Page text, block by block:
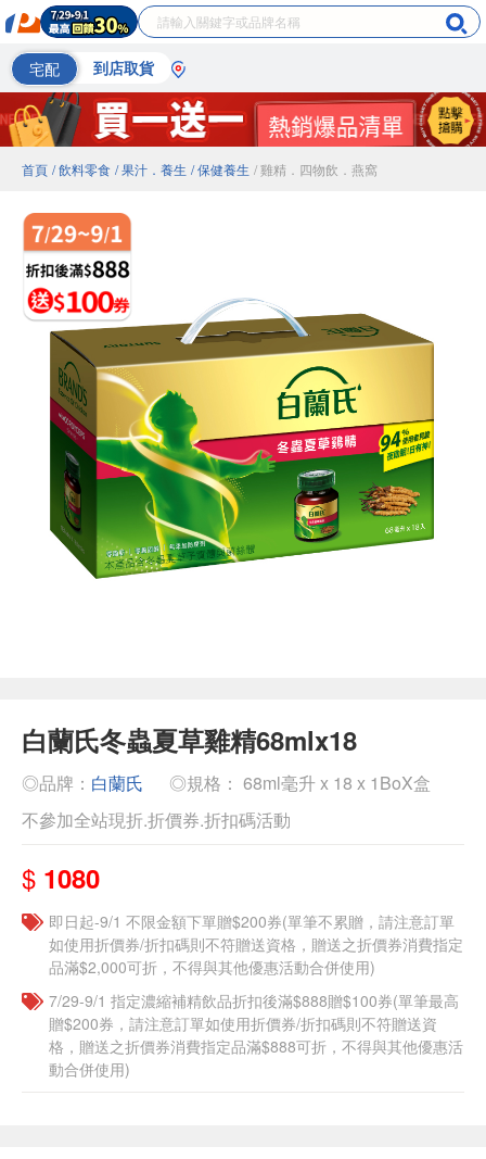
宅配 到店取貨
首頁 / 飲料零食 / 果汁．養生 / 保健養生 / 雞精．四物飲．燕窩
白蘭氏冬蟲夏草雞精68mlx18
◎品牌： 白蘭氏
◎規格： 68ml毫升 x 18 x 1BoX盒
不參加全站現折.折價券.折扣碼活動
$ 1080
即日起-9/1 不限金額下單贈$200券(單筆不累贈，請注意訂單
如使用折價券/折扣碼則不符贈送資格，贈送之折價券消費指定
品滿$2,000可折，不得與其他優惠活動合併使用)
7/29-9/1 指定濃縮補精飲品​折扣後滿$888贈$100券(單筆最高
贈$200券，請注意訂單如使用折價券/折扣碼則不符贈送資
格，贈送之折價券消費指定品滿$888可折，不得與其他優惠活
動合併使用)